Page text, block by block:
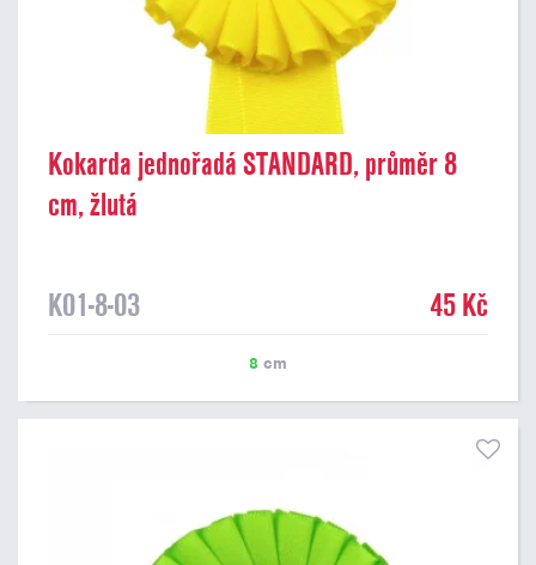
Kokarda jednořadá STANDARD, průměr 8
cm, žlutá
K01-8-03 45 Kč
8 cm